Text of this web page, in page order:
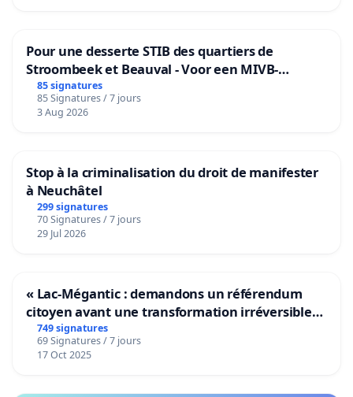
Pour une desserte STIB des quartiers de
Stroombeek et Beauval - Voor een MIVB-
bediening van de wijken Strombeek en Het
Voor
85 signatures
85 Signatures / 7 jours
3 Aug 2026
Stop à la criminalisation du droit de manifester
à Neuchâtel
299 signatures
70 Signatures / 7 jours
29 Jul 2026
« Lac-Mégantic : demandons un référendum
citoyen avant une transformation irréversible
de notre territoire »
749 signatures
69 Signatures / 7 jours
17 Oct 2025